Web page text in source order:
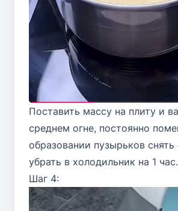
Поставить массу на плиту и
среднем огне, постоянно
образовании пузырьков снять
убрать в холодильник на 1 час.
Шаг 4: